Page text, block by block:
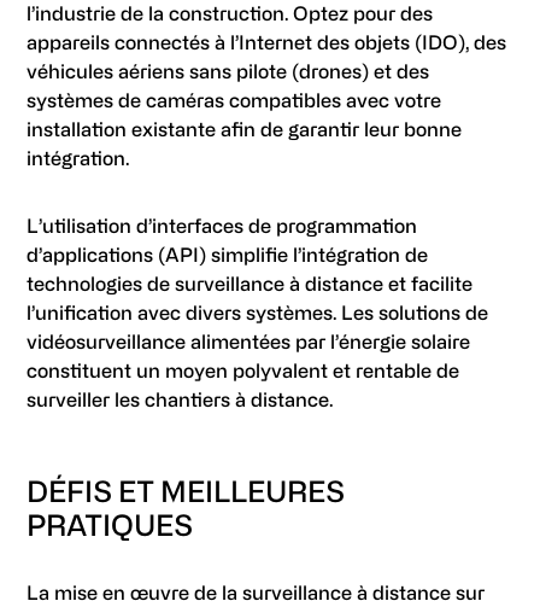
l’industrie de la construction. Optez pour des
appareils connectés à l’Internet des objets (IDO), des
véhicules aériens sans pilote (drones) et des
systèmes de caméras compatibles avec votre
installation existante afin de garantir leur bonne
intégration.
L’utilisation d’interfaces de programmation
d’applications (API) simplifie l’intégration de
technologies de surveillance à distance et facilite
l’unification avec divers systèmes. Les solutions de
vidéosurveillance alimentées par l’énergie solaire
constituent un moyen polyvalent et rentable de
surveiller les chantiers à distance.
DÉFIS ET MEILLEURES
PRATIQUES
La mise en œuvre de la surveillance à distance sur